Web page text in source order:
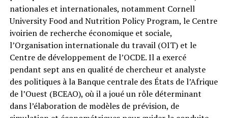
nationales et internationales, notamment Cornell
University Food and Nutrition Policy Program, le Centre
ivoirien de recherche économique et sociale,
l’Organisation internationale du travail (OIT) et le
Centre de développement de l’OCDE. Il a exercé
pendant sept ans en qualité de chercheur et analyste
des politiques à la Banque centrale des États de l’Afrique
de l’Ouest (BCEAO), où il a joué un rôle déterminant
dans l’élaboration de modèles de prévision, de